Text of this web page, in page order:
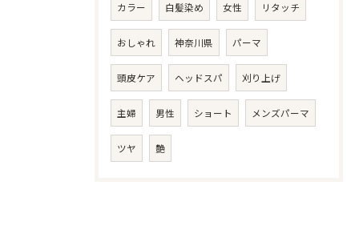
カラー 白髪染め 女性 リタッチ
おしゃれ 神奈川県 パーマ
頭皮ケア ヘッドスパ 刈り上げ
主婦 男性 ショート メンズパーマ
ツヤ 艶